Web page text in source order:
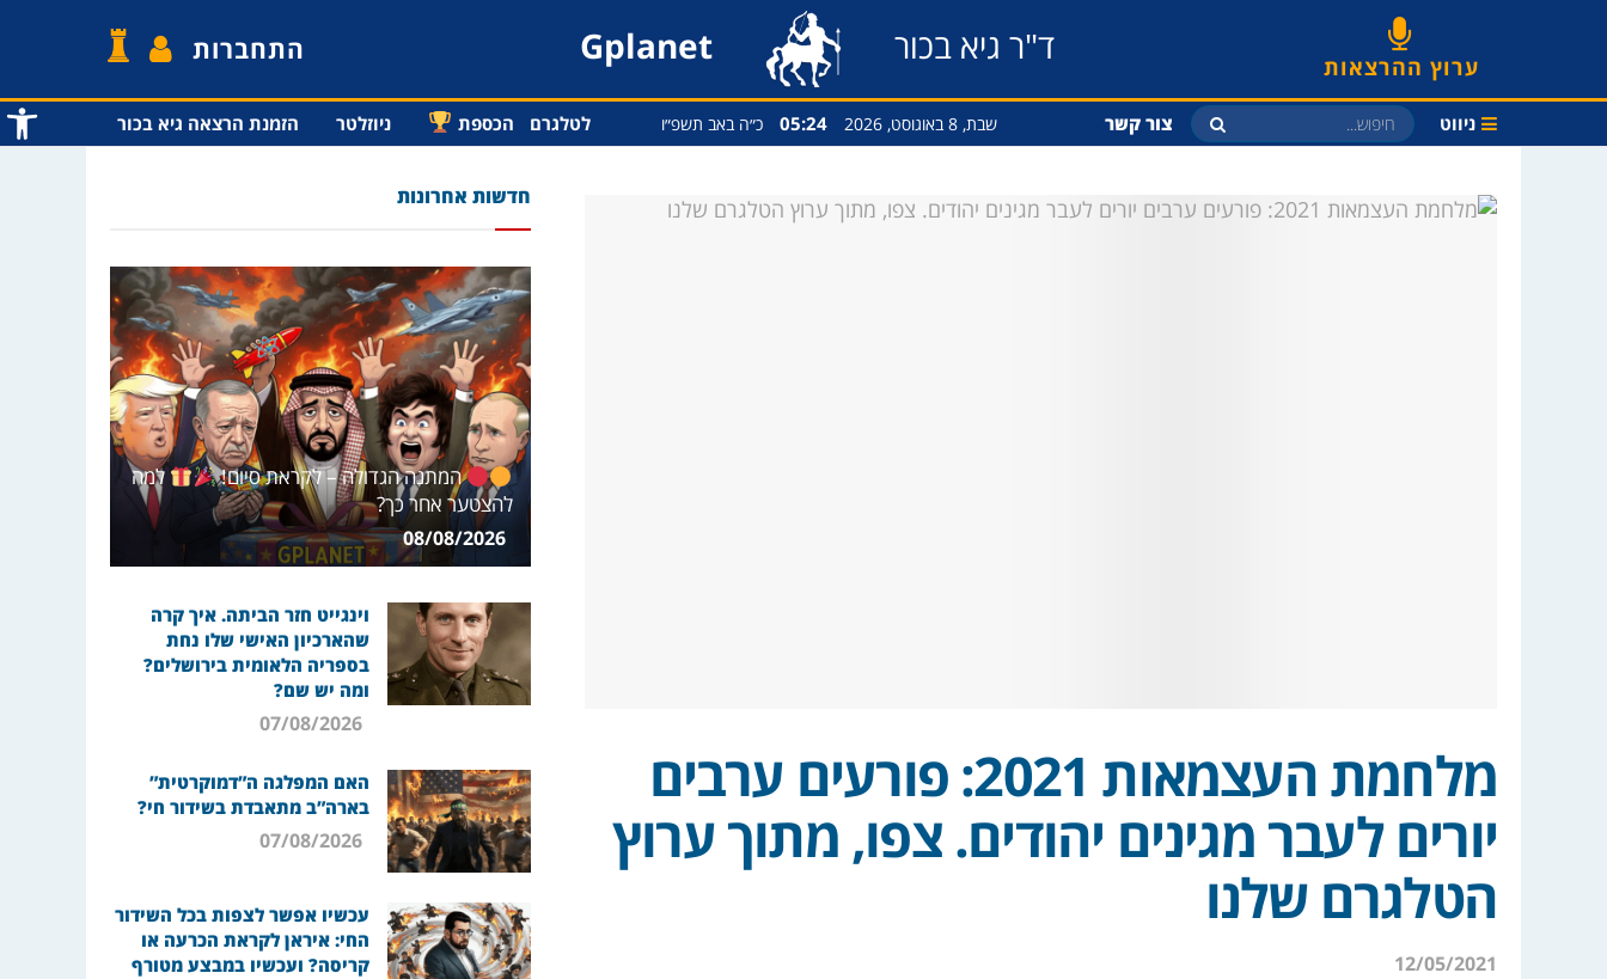
פתח
ערוץ ההרצאות ד"ר גיא בכור Gplanet התחברות
ניווט צור קשר שבת, 8 באוגוסט, 2026 05:24 כ״ה באב תשפ״ו לטלגרם הכספת ניוזלטר הזמנת הרצאה גיא בכור
מלחמת העצמאות 2021: פורעים ערבים
יורים לעבר מגינים יהודים. צפו, מתוך ערוץ
הטלגרם שלנו
12/05/2021
חדשות אחרונות
המתנה הגדולה – לקראת סיום!
למה
להצטער אחר כך?
08/08/2026
וינגייט חזר הביתה. איך קרה
שהארכיון האישי שלו נחת
בספריה הלאומית בירושלים?
ומה יש שם?
07/08/2026
האם המפלגה ה”דמוקרטית”
בארה”ב מתאבדת בשידור חי?
07/08/2026
עכשיו אפשר לצפות בכל השידור
החי: איראן לקראת הכרעה או
קריסה? ועכשיו במבצע מטורף